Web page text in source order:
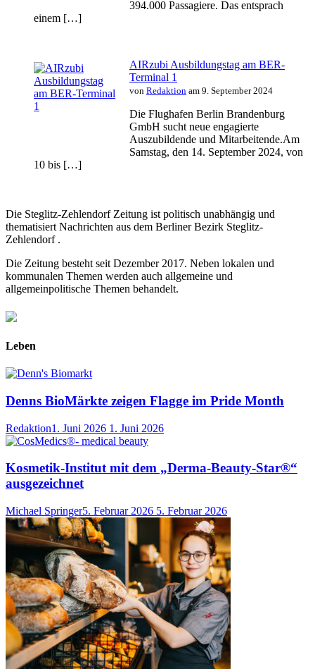
394.000 Passagiere. Das entsprach
einem […]
AIRzubi Ausbildungstag am BER-
Terminal 1
von Redaktion am 9. September 2024
Die Flughafen Berlin Brandenburg
GmbH sucht neue engagierte
Auszubildende und Mitarbeitende.Am
Samstag, den 14. September 2024, von
10 bis […]
Die Steglitz-Zehlendorf Zeitung ist politisch unabhängig und
thematisiert Nachrichten aus dem Berliner Bezirk Steglitz-
Zehlendorf .
Die Zeitung besteht seit Dezember 2017. Neben lokalen und
kommunalen Themen werden auch allgemeine und
allgemeinpolitische Themen behandelt.
Leben
Denns BioMärkte zeigen Flagge im Pride Month
Redaktion1. Juni 2026 1. Juni 2026
Kosmetik-Institut mit dem „Derma-Beauty-Star®“
ausgezeichnet
Michael Springer5. Februar 2026 5. Februar 2026